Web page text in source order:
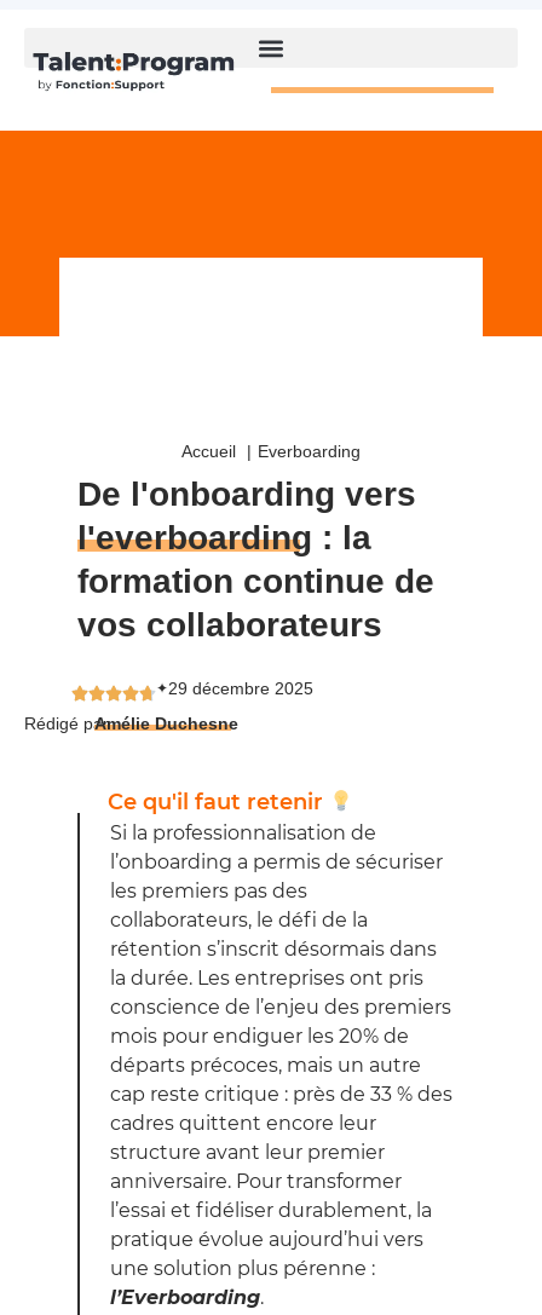
Accueil Everboarding
De l'onboarding vers
l'everboarding : la
formation continue de
vos collaborateurs
✦29 décembre 2025
Rédigé parAmélie Duchesne
Ce qu'il faut retenir
Si la professionnalisation de
l’onboarding a permis de sécuriser
les premiers pas des
collaborateurs, le défi de la
rétention s’inscrit désormais dans
la durée. Les entreprises ont pris
conscience de l’enjeu des premiers
mois pour endiguer les 20% de
départs précoces, mais un autre
cap reste critique : près de 33 % des
cadres quittent encore leur
structure avant leur premier
anniversaire. Pour transformer
l’essai et fidéliser durablement, la
pratique évolue aujourd’hui vers
une solution plus pérenne :
l’Everboarding.